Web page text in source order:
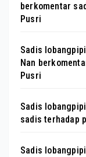
berkomentar
Pusri
Sadis
Nan
Pusri
Sadis
sadis terhadap
Sadis